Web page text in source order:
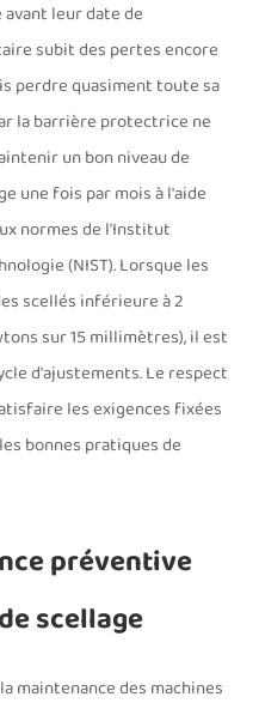
leur date de
subit des pertes encore
perdre quasiment toute sa
la barrière protectrice ne
un bon niveau de
une fois par mois à l'aide
normes de l'Institut
(NIST). Lorsque les
scellés inférieure à 2
sur 15 millimètres), il est
d'ajustements. Le respect
les exigences fixées
bonnes pratiques de
préventive
scellage
maintenance des machines